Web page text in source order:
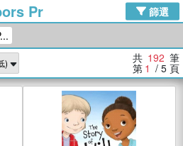
熱搜： 東野圭吾 高希均教授回憶錄
、 The Odyssey 、 父親節 、 花開錦
繡
李登輝時代 、 數學女孩：黎曼猜想
、
如果歷史是一
群喵 、 臺灣漫遊錄
Pr
篩選
共 192 筆
第 1 / 5 頁